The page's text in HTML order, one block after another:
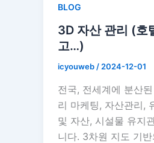
BLOG
3D 자산 관리 (호
고…)
icyouweb / 2024-12-01
전국, 전세계에 분산
리 마케팅, 자산관리,
및 자산, 시설물 유지
니다. 3차원 지도 기